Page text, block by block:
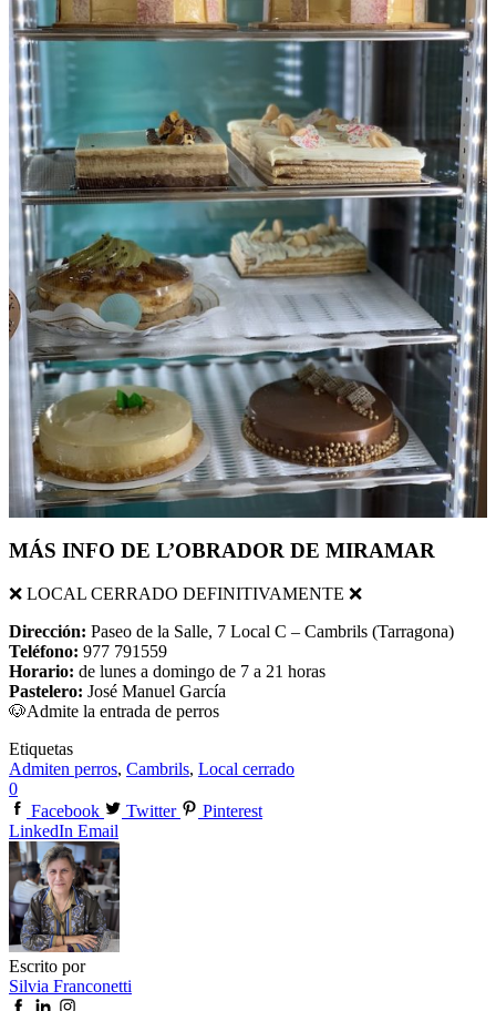
MÁS INFO DE L’OBRADOR DE MIRAMAR
❌ LOCAL CERRADO DEFINITIVAMENTE ❌
Dirección: Paseo de la Salle, 7 Local C – Cambrils (Tarragona)
Teléfono: 977 791559
Horario: de lunes a domingo de 7 a 21 horas
Pastelero: José Manuel García
🐶Admite la entrada de perros
Etiquetas
Admiten perros, Cambrils, Local cerrado
0
Facebook
Twitter
Pinterest
LinkedIn Email
Escrito por
Silvia Franconetti